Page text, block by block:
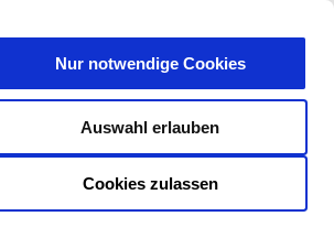
Cookies zulassen
Auswahl erlauben
Nur notwendige Cookies
SCHRIFTGRÖßE: